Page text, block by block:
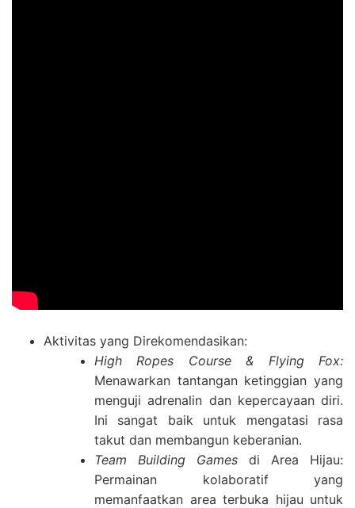
Aktivitas yang Direkomendasikan:
High Ropes Course & Flying Fox:
Menawarkan tantangan ketinggian yang
menguji adrenalin dan kepercayaan diri.
Ini sangat baik untuk mengatasi rasa
takut dan membangun keberanian.
Team Building Games di Area Hijau:
Permainan kolaboratif yang
memanfaatkan area terbuka hijau untuk